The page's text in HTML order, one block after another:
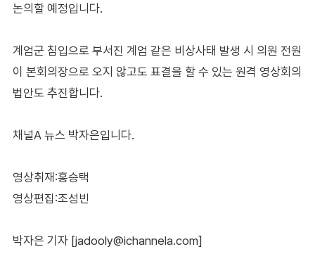
논의할 예정입니다.
계엄군 침입으로 부서진 계엄 같은 비상사태 발생 시 의원 전원
이 본회의장으로 오지 않고도 표결을 할 수 있는 원격 영상회의
법안도 추진합니다.
채널A 뉴스 박자은입니다.
영상취재:홍승택
영상편집:조성빈
박자은 기자 [jadooly@ichannela.com]